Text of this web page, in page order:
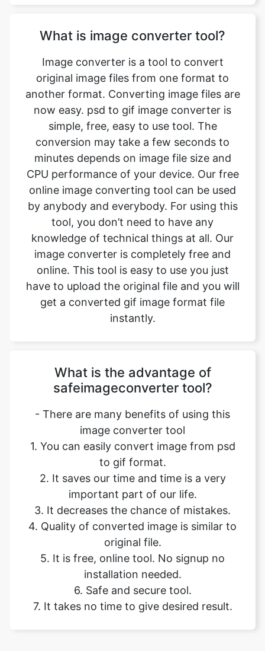
another format. Converting image files are
now easy. psd to gif image converter is
simple, free, easy to use tool. The
conversion may take a few seconds to
minutes depends on image file size and
CPU performance of your device. Our free
online image converting tool can be used
by anybody and everybody. For using this
tool, you don’t need to have any
knowledge of technical things at all. Our
image converter is completely free and
online. This tool is easy to use you just
have to upload the original file and you will
get a converted gif image format file
instantly.
What is the advantage of
image converter tool
1. You can easily convert image from psd
to gif format.
2. It saves our time and time is a very
important part of our life.
3. It decreases the chance of mistakes.
4. Quality of converted image is similar to
original file.
5. It is free, online tool. No signup no
installation needed.
6. Safe and secure tool.
7. It takes no time to give desired result.